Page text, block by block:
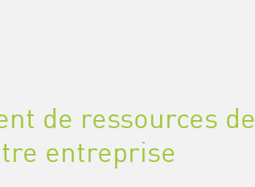
de ressources de
entreprise